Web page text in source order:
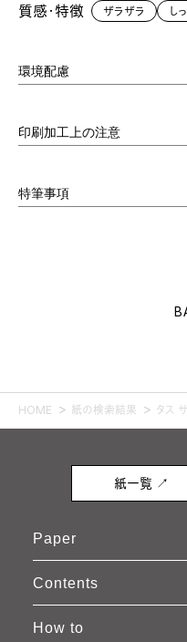
質感・特徴
ザラザラ し
環境配慮
印刷加工上の注意
特筆事項
HOME 紙の検索結果 タス
紙一覧 ↗
Paper
Contents
How to